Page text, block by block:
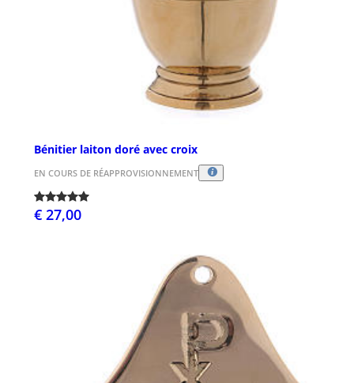
Bénitier laiton doré avec croix
EN COURS DE RÉAPPROVISIONNEMENT
€ 27,00